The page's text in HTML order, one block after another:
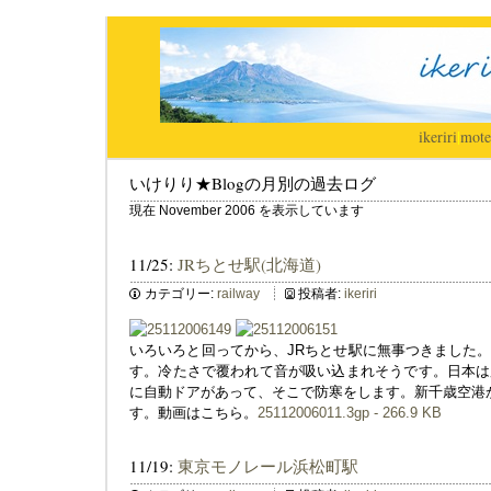
ikeriri|
いけりり★Blogの月別の過去ログ
現在 November 2006 を表示しています
11/25: JRちとせ駅(北海道)
カテゴリー: railway 投稿者: ikeriri
いろいろと回ってから、JRちとせ駅に無事つきました
す。冷たさで覆われて音が吸い込まれそうです。日本
に自動ドアがあって、そこで防寒をします。新千歳空
す。動画はこちら。 25112006011.3gp - 266.9 KB
11/19: 東京モノレール浜松町駅